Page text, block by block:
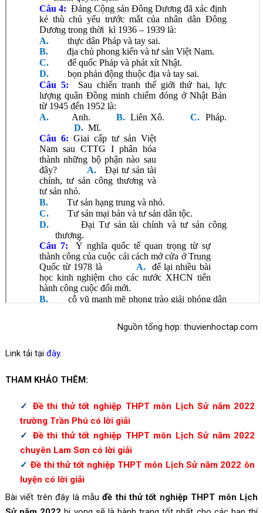
Nguồn tổng hợp: thuvienhoctap.com
Link tải tại đây.
THAM KHẢO THÊM:
Đề thi thử tốt nghiệp THPT môn Lịch Sử năm 2022
trường Trần Phú có lời giải
Đề thi thử tốt nghiệp THPT môn Lịch Sử năm 2022
chuyên Lam Sơn có lời giải
Đề thi thử tốt nghiệp THPT môn Lịch Sử năm 2022 ôn
luyện có lời giải
Bài viết trên đây là mẫuđề thi thử tốt nghiệp THPT môn Lịch